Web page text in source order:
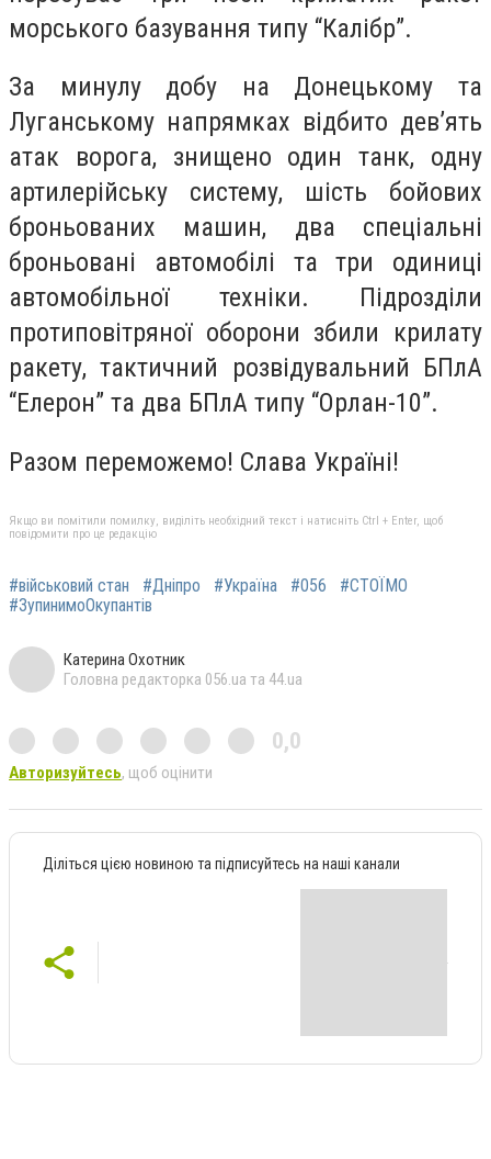
морського базування типу “Калібр”.
За минулу добу на Донецькому та
Луганському напрямках відбито дев’ять
атак ворога, знищено один танк, одну
артилерійську систему, шість бойових
броньованих машин, два спеціальні
броньовані автомобілі та три одиниці
автомобільної техніки. Підрозділи
протиповітряної оборони збили крилату
ракету, тактичний розвідувальний БПлА
“Елерон” та два БПлА типу “Орлан-10”.
Разом переможемо! Слава Україні!
Якщо ви помітили помилку, виділіть необхідний текст і натисніть Ctrl + Enter, щоб
повідомити про це редакцію
#військовий стан #Дніпро #Україна #056
#СТОЇМО
#ЗупинимоОкупантів
Катерина Охотник
Головна редакторка 056.ua та 44.ua
0,0
Авторизуйтесь, щоб оцінити
Діліться цією новиною та підписуйтесь на наші канали